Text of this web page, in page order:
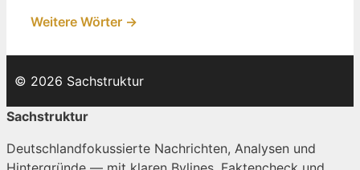
Weitere Wörter →
© 2026 Sachstruktur
Sachstruktur
Deutschlandfokussierte Nachrichten, Analysen und